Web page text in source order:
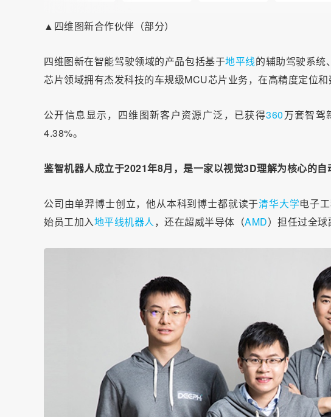
▲四维图新合作伙伴（部分）
四维图新在智能驾驶领域的产品包括基于地平线的辅助驾驶系统
芯片领域拥有杰发科技的车规级MCU芯片业务，在高精度定位和
公开信息显示，四维图新客户资源广泛，已获得360万套智驾
4.38%。
鉴智机器人成立于2021年8月，是一家以视觉3D理解为核心的自
公司由单羿博士创立，他从本科到博士都就读于清华大学电子
始员工加入地平线机器人，还在超威半导体（AMD）担任过全球